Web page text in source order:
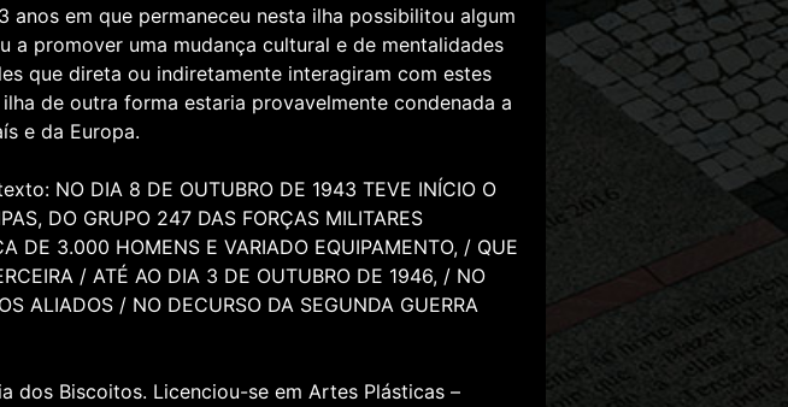
em que permaneceu nesta ilha possibilitou algum
a promover uma mudança cultural e de mentalidades
que direta ou indiretamente interagiram com estes
de outra forma estaria provavelmente condenada a
e da Europa.
NO DIA 8 DE OUTUBRO DE 1943 TEVE INÍCIO O
DO GRUPO 247 DAS FORÇAS MILITARES
DE 3.000 HOMENS E VARIADO EQUIPAMENTO, / QUE
/ ATÉ AO DIA 3 DE OUTUBRO DE 1946, / NO
ALIADOS / NO DECURSO DA SEGUNDA GUERRA
dos Biscoitos. Licenciou-se em Artes Plásticas –